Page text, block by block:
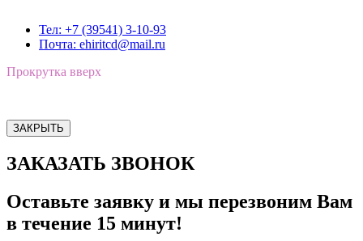
Тел: +7 (39541) 3-10-93
Почта: ehiritcd@mail.ru
Прокрутка вверх
ЗАКРЫТЬ
ЗАКАЗАТЬ ЗВОНОК
Оставьте заявку и мы перезвоним Вам
в течение 15 минут!